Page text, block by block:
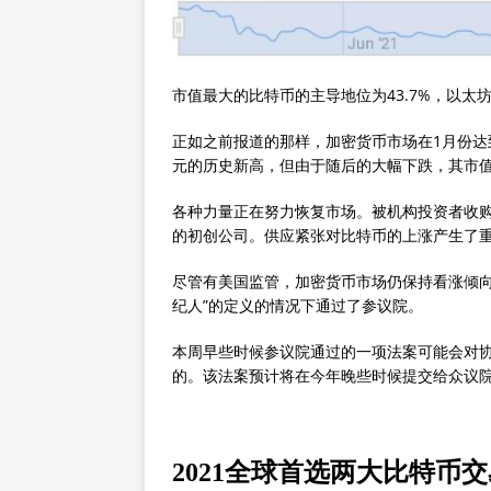
市值最大的比特币的主导地位为43.7%，以太
正如之前报道的那样，加密货币市场在1月份
元的历史新高，但由于随后的大幅下跌，其市
各种力量正在努力恢复市场。被机构投资者收
的初创公司。供应紧张对比特币的上涨产生了
尽管有美国监管，加密货币市场仍保持看涨倾
纪人”的定义的情况下通过了参议院。
本周早些时候参议院通过的一项法案可能会对
的。该法案预计将在今年晚些时候提交给众议
2021全球首选两大比特币